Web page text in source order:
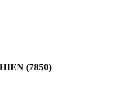
(7850)